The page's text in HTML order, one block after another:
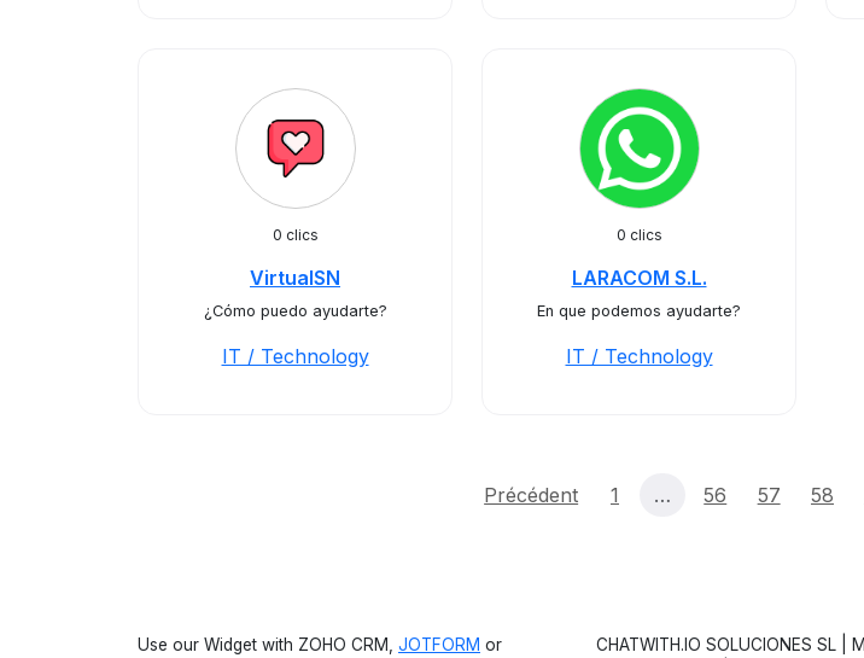
0 clics
VirtualSN
¿Cómo puedo ayudarte?
IT / Technology
0 clics
LARACOM S.L.
En que podemos ayudarte?
IT / Technology
Précédent 1 … 56 57 58
Use our Widget with ZOHO CRM, JOTFORM or CHATWITH.IO SOLUCIONES SL |